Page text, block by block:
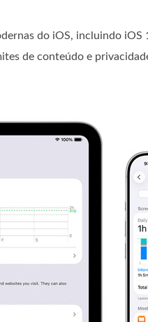
do iOS, incluindo
de conteúdo e